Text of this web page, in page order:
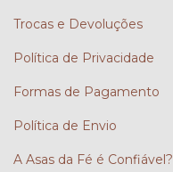
Trocas e Devoluções
Política de Privacidade
Formas de Pagamento
Política de Envio
A Asas da Fé é Confiável?